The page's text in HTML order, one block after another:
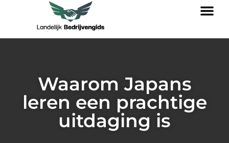
Waarom Japans
leren een prachtige
uitdaging is